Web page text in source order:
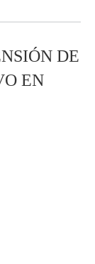
DE
EN